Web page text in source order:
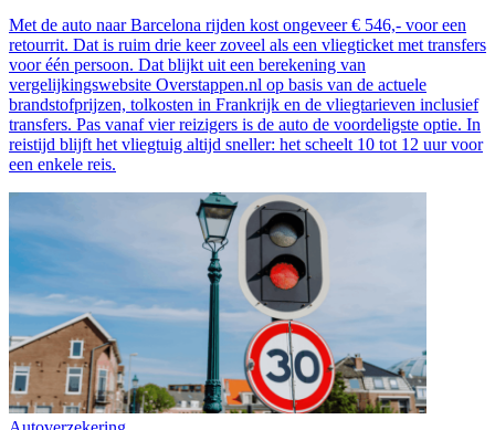
Met de auto naar Barcelona rijden kost ongeveer € 546,- voor een
retourrit. Dat is ruim drie keer zoveel als een vliegticket met transfers
voor één persoon. Dat blijkt uit een berekening van
vergelijkingswebsite Overstappen.nl op basis van de actuele
brandstofprijzen, tolkosten in Frankrijk en de vliegtarieven inclusief
transfers. Pas vanaf vier reizigers is de auto de voordeligste optie. In
reistijd blijft het vliegtuig altijd sneller: het scheelt 10 tot 12 uur voor
een enkele reis.